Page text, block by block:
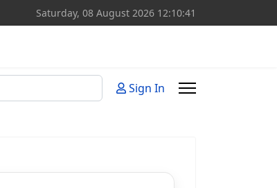
Saturday, 08 August 2026 12:10:42
Sign In